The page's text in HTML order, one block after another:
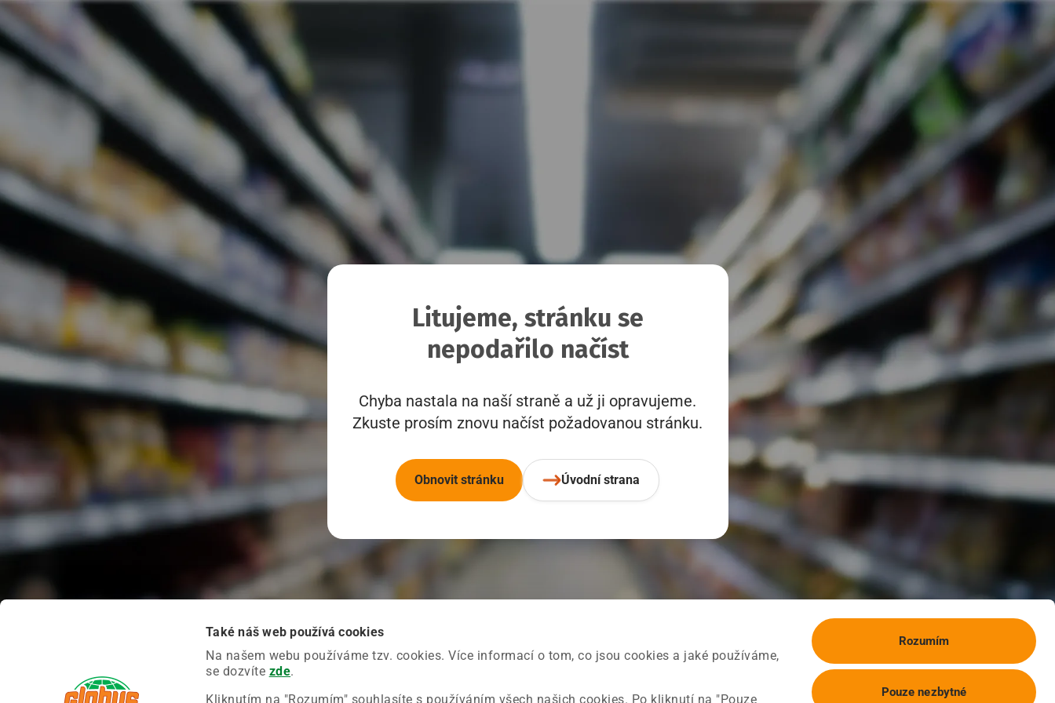
Také náš web používá cookies
Na našem webu používáme tzv. cookies. Více informací o tom, co jsou cookies a jaké používáme,
se dozvíte zde.
Kliknutím na "Rozumím" souhlasíte s používáním všech našich cookies. Po kliknutí na "Pouze
Rozumím
Pouze nezbytné
Litujeme, stránku se
nepodařilo načíst
Chyba nastala na naší straně a už ji opravujeme.
Zkuste prosím znovu načíst požadovanou stránku.
Obnovit stránku Úvodní strana